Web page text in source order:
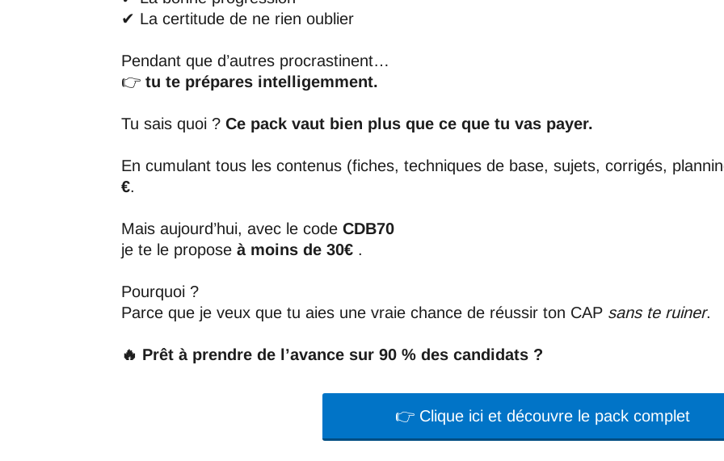
✔ La certitude de ne rien oublier
Pendant que d’autres procrastinent…
👉 tu te prépares intelligemment.
Tu sais quoi ? Ce pack vaut bien plus que ce que tu vas payer.
En cumulant tous les contenus (fiches, techniques de base, sujets, corrigés,
€.
Mais aujourd’hui, avec le code CDB70
je te le propose à moins de 30€ .
Pourquoi ?
Parce que je veux que tu aies une vraie chance de réussir ton CAP sans te ruiner.
🔥 Prêt à prendre de l’avance sur 90 % des candidats ?
👉 Clique ici et découvre le pack complet